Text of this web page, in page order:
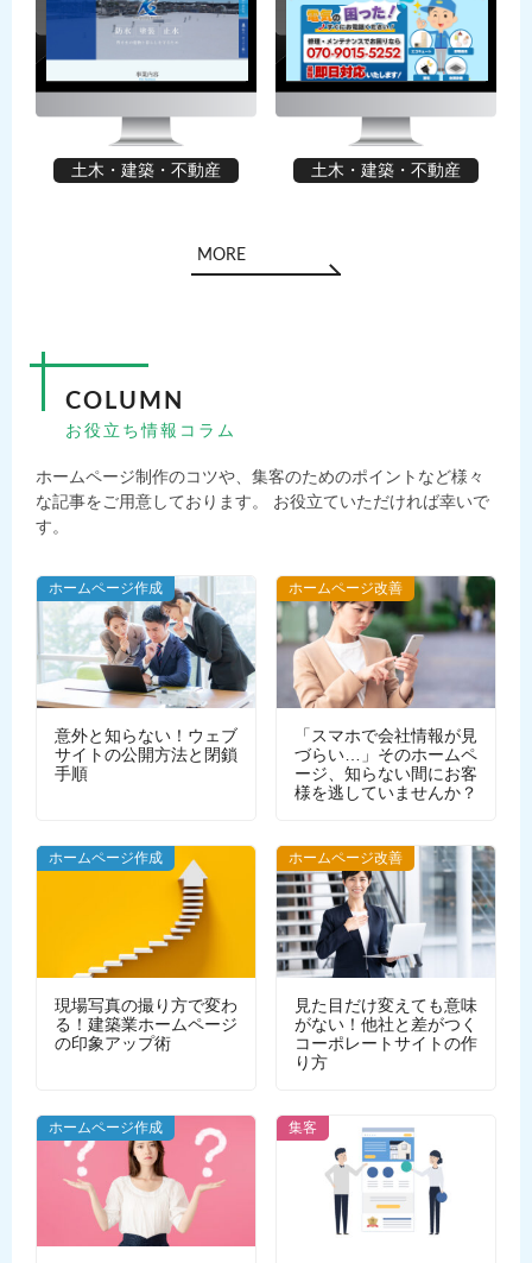
土木・建築・不動産 土木・建築・不動産
MORE
COLUMN
お役立ち情報コラム
ホームページ制作のコツや、集客のためのポイントなど様々
な記事をご用意しております。 お役立ていただければ幸いで
す。
ホームページ作成
意外と知らない！ウェブ
サイトの公開方法と閉鎖
手順
ホームページ改善
「スマホで会社情報が見
づらい…」そのホームペ
ージ、知らない間にお客
様を逃していませんか？
WEBデザイン
ホームページ作成
現場写真の撮り方で変わ
る！建築業ホームページ
の印象アップ術
ホームページ改善
見た目だけ変えても意味
がない！他社と差がつく
コーポレートサイトの作
り方
ホームページ作成 集客